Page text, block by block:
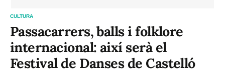
CULTURA
Passacarrers, balls i folklore
internacional: així serà el
Festival de Danses de Castelló